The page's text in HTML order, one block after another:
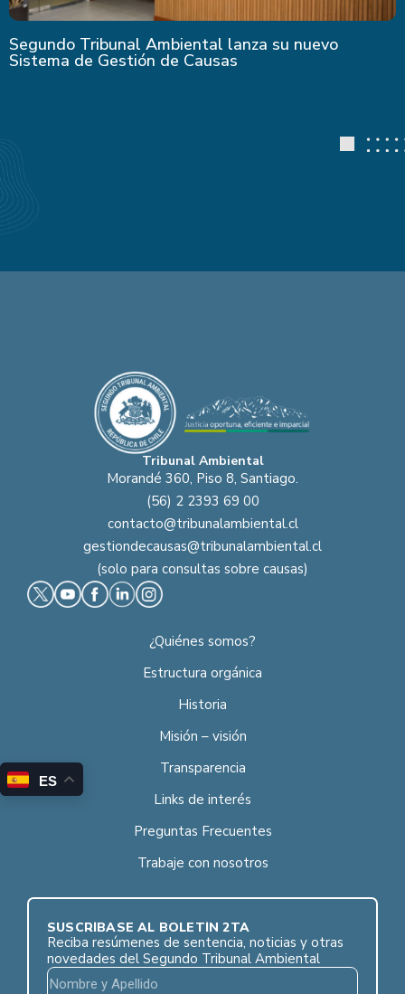
Segundo Tribunal Ambiental lanza su nuevo
Sistema de Gestión de Causas
Tribunal Ambiental
Morandé 360, Piso 8, Santiago.
(56) 2 2393 69 00
contacto@tribunalambiental.cl
gestiondecausas@tribunalambiental.cl
(solo para consultas sobre causas)
¿Quiénes somos?
Estructura orgánica
Historia
Misión – visión
Transparencia
Links de interés
Preguntas Frecuentes
Trabaje con nosotros
SUSCRÍBASE AL BOLETÍN 2TA
Reciba resúmenes de sentencia, noticias y otras
novedades del Segundo Tribunal Ambiental
ES